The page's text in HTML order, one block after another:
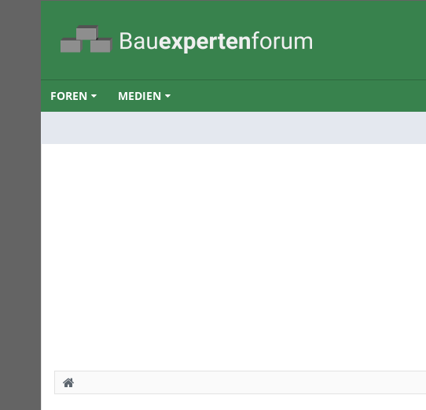
FOREN MEDIEN